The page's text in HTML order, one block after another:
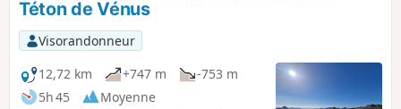
Téton de Vénus
Visorandonneur
12,72 km
+747 m
-753 m
5h 45
Moyenne